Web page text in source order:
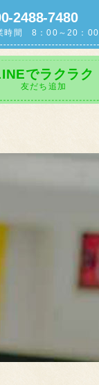
2488-7480
時間 8：00～20：00
でラクラク
友だち追加